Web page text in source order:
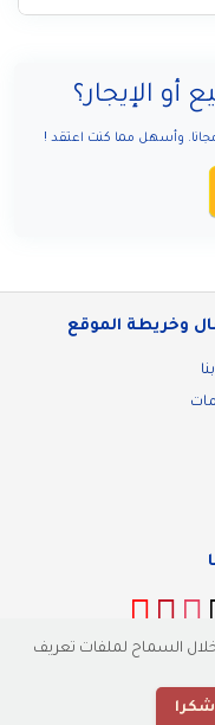
الإيجار؟
مجانا. وأسهل مما كنت اعتقد !
وخريطة الموقع
السماح لملفات تعريف
شكرا